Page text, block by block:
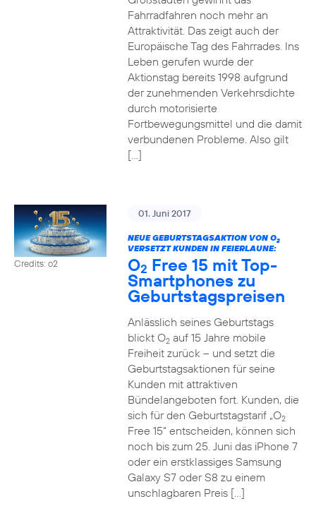
Fahrradfahren noch mehr an
Attraktivität. Das zeigt auch der
Europäische Tag des Fahrrades. Ins
Leben gerufen wurde der
Aktionstag bereits 1998 aufgrund
der zunehmenden Verkehrsdichte
durch motorisierte
Fortbewegungsmittel und die damit
verbundenen Probleme. Also gilt
[…]
Credits: o2
01. Juni 2017
NEUE GEBURTSTAGSAKTION VON O2
VERSETZT KUNDEN IN FEIERLAUNE:
O2 Free 15 mit Top-
Smartphones zu
Geburtstagspreisen
Anlässlich seines Geburtstags
blickt O2auf 15 Jahre mobile
Freiheit zurück – und setzt die
Geburtstagsaktionen für seine
Kunden mit attraktiven
Bündelangeboten fort. Kunden, die
sich für den Geburtstagstarif „O2
Free 15“ entscheiden, können sich
noch bis zum 25. Juni das iPhone 7
oder ein erstklassiges Samsung
Galaxy S7 oder S8 zu einem
unschlagbaren Preis […]